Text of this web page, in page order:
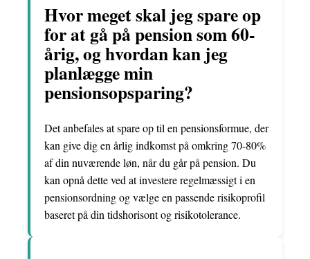
Hvor meget skal jeg spare op
for at gå på pension som 60-
årig, og hvordan kan jeg
planlægge min
pensionsopsparing?
Det anbefales at spare op til en pensionsformue, der
kan give dig en årlig indkomst på omkring 70-80%
af din nuværende løn, når du går på pension. Du
kan opnå dette ved at investere regelmæssigt i en
pensionsordning og vælge en passende risikoprofil
baseret på din tidshorisont og risikotolerance.